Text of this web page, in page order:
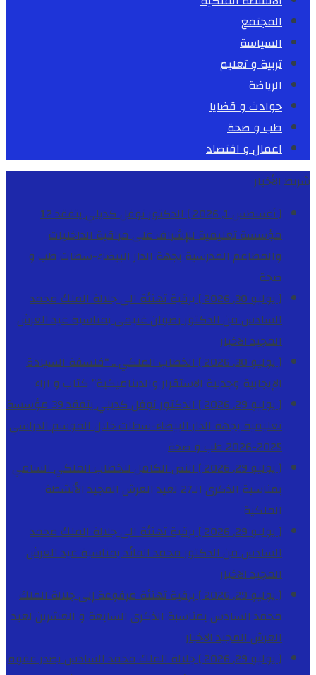
المجتمع
السياسة
تربية و تعليم
الرياضة
حوادث و قضايا
طب و صحة
اعمال و اقتصاد
شريط الأخبار
[ أغسطس 1, 2026 ]
الدكتور نوفل كديلي يتفقد 12
مؤسسة تعليمية للإشراف على مراقبة الداخليات
والمطاعم المدرسية بجهة الدار البيضاء-سطاتطب و
صحة
[ يوليو 30, 2026 ]
برقية تهنئة الى جلالة الملك محمد
السادس من الدكتور رضوان غنيمي بمناسبة عيد العرش
المجيدالاخبار
[ يوليو 30, 2026 ]
الخطاب الملكي .. “فلسفة السيادة
الإيجابية وجدلية الاستقرار والديناميكية”كتاب و اراء
[ يوليو 29, 2026 ]
الدكتور نوفل كديلي يتفقد 39 مؤسسة
تعليمية بجهة الدار البيضاء-سطات خلال الموسم الدراسي
2025-2026
طب و صحة
[ يوليو 29, 2026 ]
النص الكامل للخطاب الملكي السامي
بمناسبة الذكرى الـ27 لعيد العرش المجيد
الأنشطة
الملكية
[ يوليو 29, 2026 ]
برقية تهنئة الى جلالة الملك محمد
السادس من الدكتور محمد الفائد بمناسبة عيد العرش
المجيدالاخبار
[ يوليو 29, 2026 ]
برقية تهنئة مرفوعة إلى جلالة الملك
محمد السادس بمناسبة الذكرى السابعة و العشرين لعيد
العرش المجيدالاخبار
[ يوليو 29, 2026 ]
جلالة الملك محمد السادس يصدر عفوه